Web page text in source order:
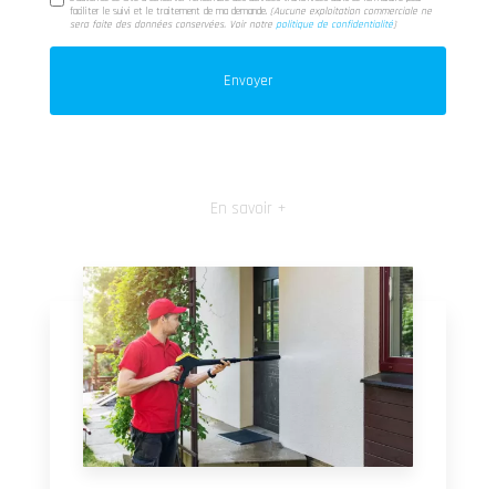
faciliter le suivi et le traitement de ma demande.(Aucune exploitation commerciale ne
sera faite des données conservées. Voir notrepolitique de confidentialité)
En savoir +